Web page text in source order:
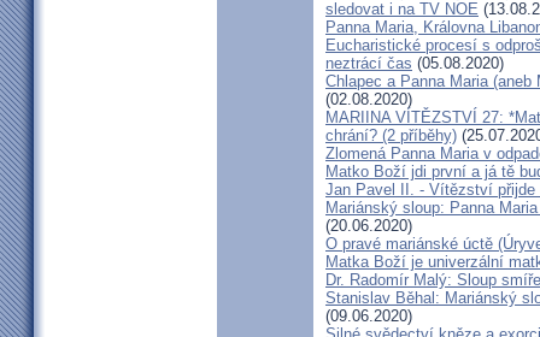
sledovat i na TV NOE
Panna Maria, Královna
Eucharistické procesí s
neztrácí čas (05.08.2020)
Chlapec a Panna Maria
(02.08.2020)
MARIINA VÍTĚZSTVÍ 27:
chrání? (2 příběhy)
Zlomená Panna Maria v
Matko Boží jdi první a já tě
Jan Pavel II. - Vítězství přijde
Mariánský sloup: Panna
(20.06.2020)
O pravé mariánské úctě
Matka Boží je univerzální
Dr. Radomír Malý: Sloup
Stanislav Běhal: Mariánský
(09.06.2020)